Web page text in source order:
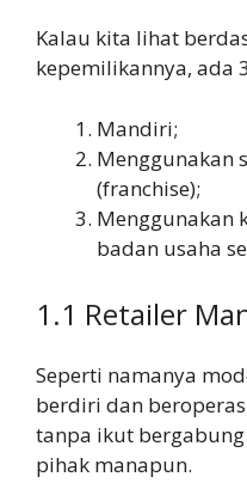
Kalau kita lihat
kepemilikannya, ada
Mandiri;
Menggunakan
(franchise);
Menggunakan
badan usaha
1.1 Retailer
Seperti namanya
berdiri dan
tanpa ikut
pihak manapun.